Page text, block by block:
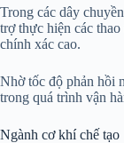
Trong các dây
trợ thực hiện các
chính xác cao.
Nhờ tốc độ phản hồi
trong quá trình vận
Ngành cơ khí chế tạo